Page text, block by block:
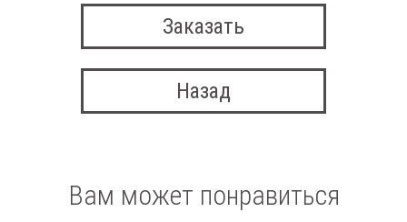
Заказать
Назад
Вам может понравиться